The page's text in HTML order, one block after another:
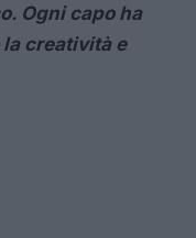
Ogni capo ha
creatività e